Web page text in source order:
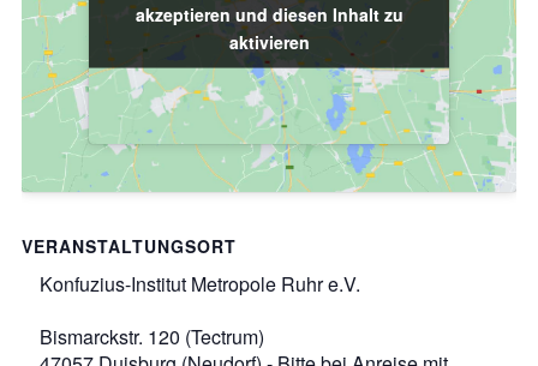
VERANSTALTUNGSORT
Konfuzius-Institut Metropole Ruhr e.V.
Bismarckstr. 120 (Tectrum)
akzeptieren und diesen Inhalt zu
aktivieren
akzeptieren und diesen Inhalt zu
aktivieren